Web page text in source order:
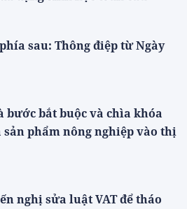
sau: Thông điệp từ Ngày
bước bắt buộc và chìa khóa
sản phẩm nông nghiệp vào thị
nghị sửa luật VAT để tháo